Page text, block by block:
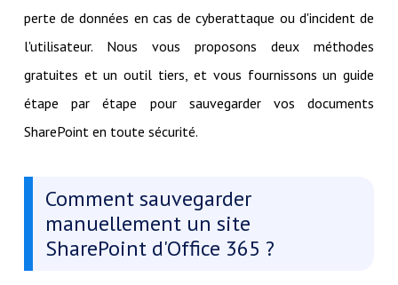
perte de données en cas de cyberattaque ou d'incident de
l'utilisateur. Nous vous proposons deux méthodes
gratuites et un outil tiers, et vous fournissons un guide
étape par étape pour sauvegarder vos documents
SharePoint en toute sécurité.
Comment sauvegarder
manuellement un site
SharePoint d'Office 365 ?